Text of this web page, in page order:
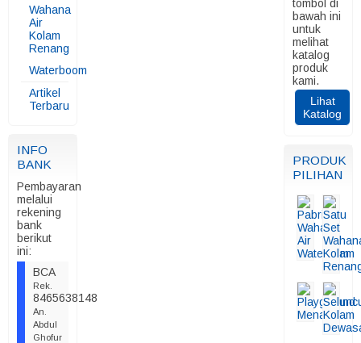
Wahana
Air
Kolam
Renang
Waterboom
Artikel
Terbaru
INFO
BANK
Pembayaran
melalui
rekening
bank
berikut
ini:
BCA
Rek.
8465638148
An.
Abdul
Ghofur
tombol di
bawah ini
untuk
melihat
katalog
produk
kami.
Lihat
Katalog
PRODUK
PILIHAN